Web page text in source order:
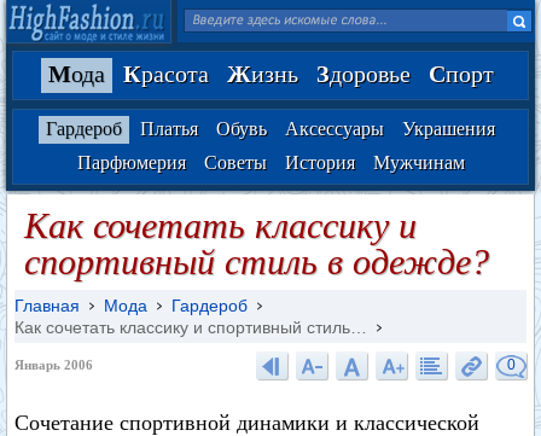
Мода Красота Жизнь Здоровье Спорт
Гардероб Платья Обувь Аксессуары
Украшения
Парфюмерия
Советы История Мужчинам
Как сочетать классику и
спортивный стиль в одежде?
Главная Мода
Гардероб
Как сочетать классику и спортивный стиль…
Январь 2006 0
Сочетание спортивной динамики и классической